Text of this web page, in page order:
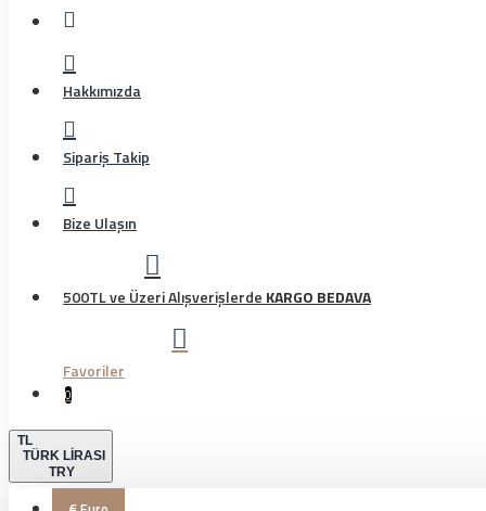
Hakkımızda
Sipariş Takip
Bize Ulaşın
500TL ve Üzeri Alışverişlerde KARGO BEDAVA
Favoriler
0
TL
TÜRK LIRASI
TRY